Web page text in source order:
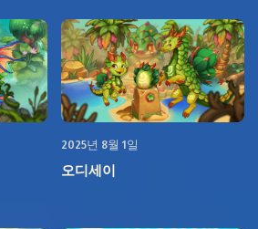
2025년 8월 1일
오디세이